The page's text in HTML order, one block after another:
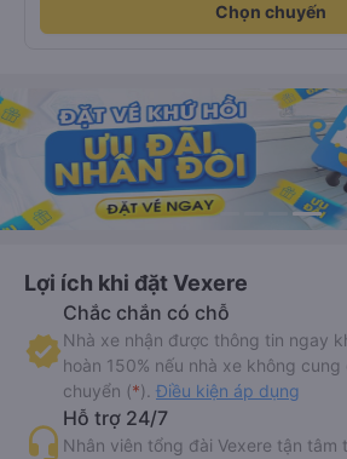
Chọn chuyến
Lợi ích khi đặt Vexere
Chắc chắn có chỗ
Nhà xe nhận được thông tin ngay
hoàn 150% nếu nhà xe không
chuyển (*). Điều kiện áp dụng
Hỗ trợ 24/7
Nhân viên tổng đài Vexere tận tâm